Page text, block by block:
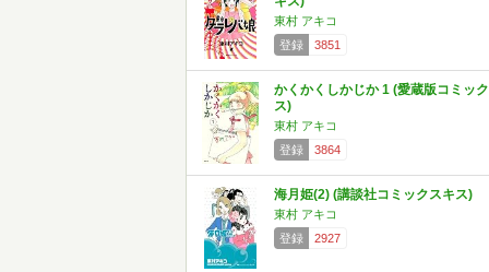
東村 アキコ
登録
3851
かくかくしかじか 1 (愛蔵版コミック
ス)
東村 アキコ
登録
3864
海月姫(2) (講談社コミックスキス)
東村 アキコ
登録
2927